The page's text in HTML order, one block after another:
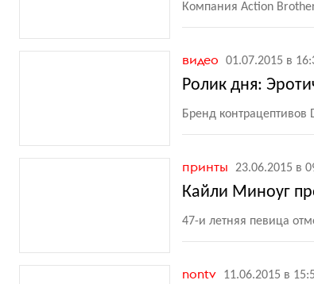
Компания Action
видео 01.07.2015 в
Ролик дня:
Бренд контрацептивов
принты 23.06.2015 в
Кайли Миноуг
47-и летняя певица
nontv 11.06.2015 в